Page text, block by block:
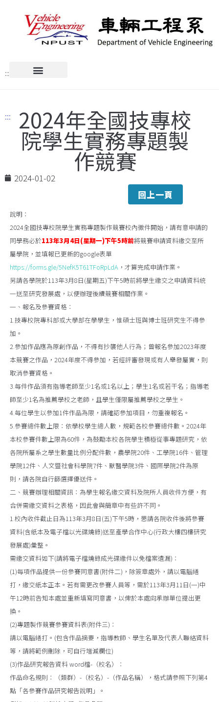
:::
::: 2024年全國技專校
院學生實務專題製
作競賽
2024-01-02
回上一頁
說明：
2024全國技專校院學生實務專題製作競賽校內徵件開始，請有意申請的
同學務必於113年3月4日(星期一)下午5時前將競賽申請資料繳交至所
屬學院，並填報已更新的google表單
https://forms.gle/5NefK5T61TFoRpLdA ，才算完成申請作業。
另請各學院於113年3月8日(星期五)下午5時前將學生繳交之申請資料統
一送至研究發展處，以便辦理後續競賽相關作業。
一、報名及參賽資格：
1.技專校院專科部或大學部在學學生，惟碩士班與博士班研究生不得參
加。
2.參加作品應為原創作品，不得有抄襲他人行為；曾報名參加2023年度
本競賽之作品，2024年度不得參加，若經評審發現或有人舉發屬實，則
取消參賽資格。
3.每件作品須有指導老師至少1名或1名以上；學生1名或若干名；指導老
師至少1名為推薦學校之老師，且學生僅限屬推薦學校之學生。
4.每位學生以參加1件作品為限，請確認參加項目，勿重複報名。
5.參賽總件數上限：依學校學生總人數，規範各校參賽總件數。2024年
本校參賽件數上限為60件，為鼓勵本校各院學生積極從事專題研究，依
各院所屬系之學生數量比例分配件數，農學院20件、工學院16件、管理
學院12件、人文暨社會科學院7件、獸醫學院3件、國際學院2件為原
則，請各院自行篩選擇優送件。
二、競賽辦理相關資訊：為學生報名繳交資料及院所人員收件方便，有
合併需繳交資料之表格，因此會與簡章中有些許不同。
1.校內收件截止日為113年3月8日(五)下午5時，懇請各院收件後將參賽
資料(含紙本及電子檔以光碟燒錄)送至產學合作中心(行政大樓四樓研究
發展處)彙整。
需繳交資料如下(請將電子檔燒錄成光碟繳件以免檔案遺漏)：
(1)每項作品提供一份參賽同意書(附件二)，除簽章處外，請以電腦繕
打，繳交紙本正本。若有需更改參賽人員等，需於113年3月11日(一)中
午12時前告知本處並重新填寫同意書，以俾於本處向承辦單位提出更
換。
(2)專題製作競賽參賽資料表(附件三)：
請以電腦繕打。(包含作品摘要，指導教師、學生名單及代表人聯絡資料
等，請將範例刪除，可自行增減欄位)
(3)作品研究報告資料 word檔-（校名）：
作品命名規則：（類群）-（校名）-（作品名稱），格式請參照下列第4
點「各參賽作品研究報告說明」。